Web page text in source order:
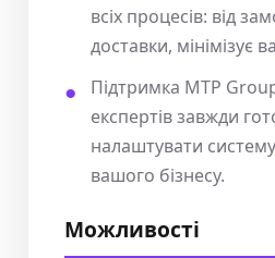
всіх процесів: від
доставки, мінімізує
Підтримка MTP
експертів завжди
налаштувати
вашого бізнесу.
Можливості